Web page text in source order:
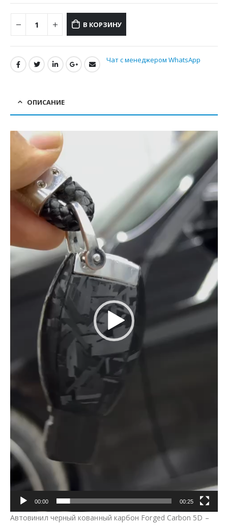
В КОРЗИНУ
Чат с менеджером WhatsApp
ОПИСАНИЕ
Видеоплеер
00:00 00:25
Автовинил черный кованный карбон Forged Carbon 5D –